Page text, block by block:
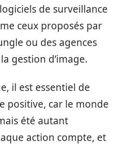
de surveillance
ceux proposés par
ou des agences
gestion d’image.
il est essentiel de
positive, car le monde
été autant
action compte, et